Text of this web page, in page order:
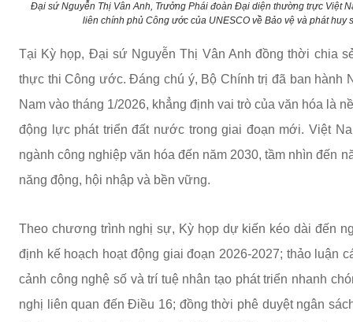
Đại sứ Nguyễn Thị Vân Anh, Trưởng Phái đoàn Đại diện thường trực Việt
liên chính phủ Công ước của UNESCO về Bảo vệ và phát huy
Tại Kỳ họp, Đại sứ Nguyễn Thị Vân Anh đồng thời chia
thực thi Công ước. Đáng chú ý, Bộ Chính trị đã ban hành
Nam vào tháng 1/2026, khẳng định vai trò của văn hóa là
động lực phát triển đất nước trong giai đoạn mới. Việt
ngành công nghiệp văn hóa đến năm 2030, tầm nhìn đến
năng động, hội nhập và bền vững.
Theo chương trình nghị sự, Kỳ họp dự kiến kéo dài đến
định kế hoạch hoạt động giai đoạn 2026-2027; thảo luận
cảnh công nghệ số và trí tuệ nhân tạo phát triển nhanh
nghị liên quan đến Điều 16; đồng thời phê duyệt ngân